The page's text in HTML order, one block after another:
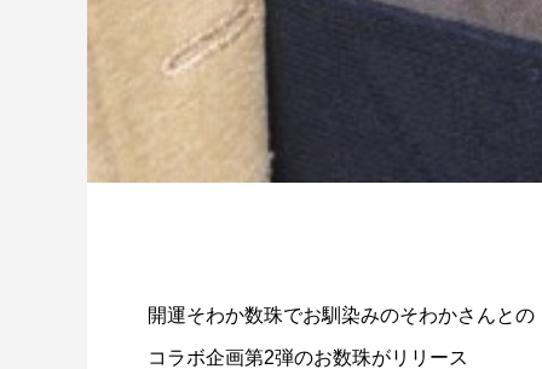
開運そわか数珠でお馴染みのそわかさんとの
コラボ企画第2弾のお数珠がリリース